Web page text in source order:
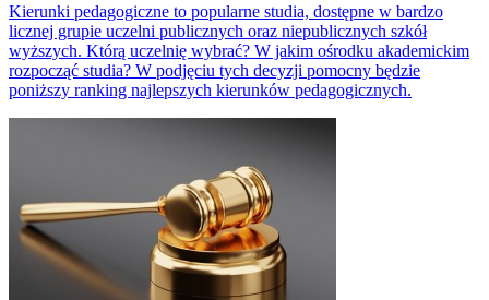
Kierunki pedagogiczne to popularne studia, dostępne w bardzo
licznej grupie uczelni publicznych oraz niepublicznych szkół
wyższych. Którą uczelnię wybrać? W jakim ośrodku akademickim
rozpocząć studia? W podjęciu tych decyzji pomocny będzie
poniższy ranking najlepszych kierunków pedagogicznych.